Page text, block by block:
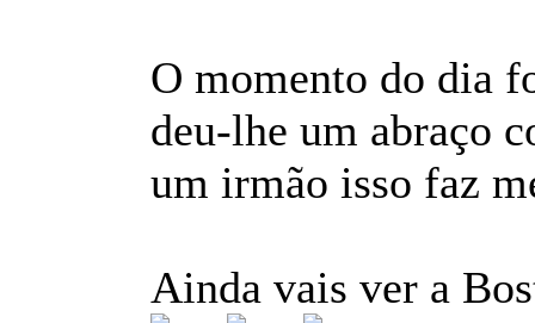
O momento do dia
deu-lhe um abraço
um irmão isso faz
Ainda vais ver a